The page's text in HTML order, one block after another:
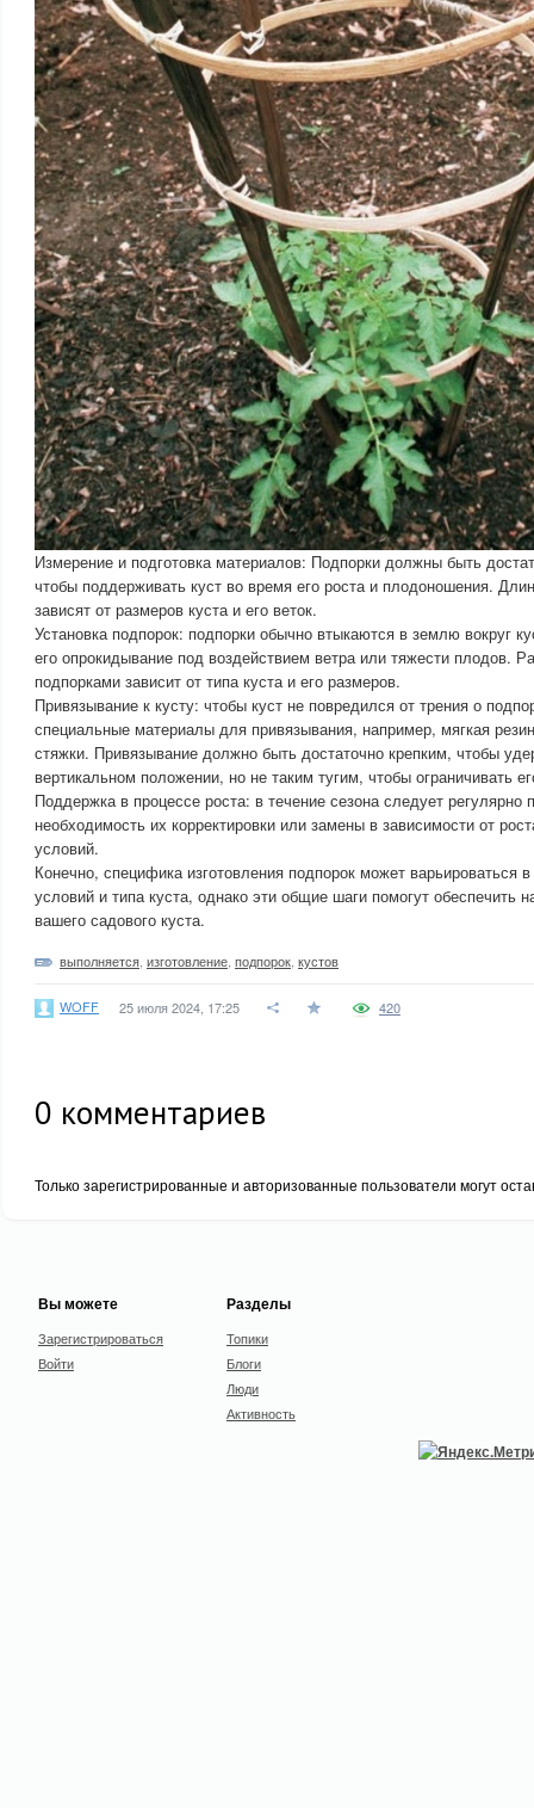
Измерение и подготовка материалов: Подпорки должны быть
чтобы поддерживать куст во время его роста и плодоношения.
зависят от размеров куста и его веток.
Установка подпорок: подпорки обычно втыкаются в землю вокруг
его опрокидывание под воздействием ветра или тяжести плодов.
подпорками зависит от типа куста и его размеров.
Привязывание к кусту: чтобы куст не повредился от трения о
специальные материалы для привязывания, например, мягкая
стяжки. Привязывание должно быть достаточно крепким, чтобы
вертикальном положении, но не таким тугим, чтобы ограничивать
Поддержка в процессе роста: в течение сезона следует регулярно
необходимость их корректировки или замены в зависимости от
условий.
Конечно, специфика изготовления подпорок может варьироваться
условий и типа куста, однако эти общие шаги помогут обеспечить
вашего садового куста.
выполняется изготовление подпорок кустов
WOFF 25 июля 2024, 17:25 420
0 комментариев
Только зарегистрированные и авторизованные пользователи могут
Вы можете
Зарегистрироваться
Войти
Разделы
Топики
Блоги
Люди
Активность